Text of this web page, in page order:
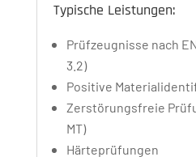
Typische Leistungen:
Prüfzeugnisse nach
3.2)
Positive
Zerstörungsfreie
MT)
Härteprüfungen